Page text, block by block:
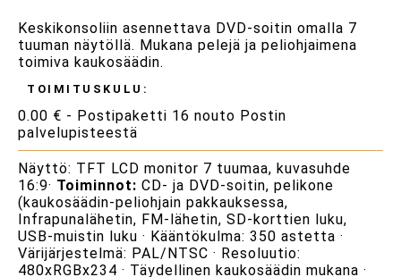
Keskikonsoliin asennettava DVD-soitin omalla 7
tuuman näytöllä. Mukana pelejä ja peliohjaimena
toimiva kaukosäädin.
TOIMITUSKULU:
0.00 € - Postipaketti 16 nouto Postin
palvelupisteestä
Näyttö: TFT LCD monitor 7 tuumaa, kuvasuhde
16:9· Toiminnot: CD- ja DVD-soitin, pelikone
(kaukosäädin-peliohjain pakkauksessa,
Infrapunalähetin, FM-lähetin, SD-korttien luku,
USB-muistin luku · Kääntökulma: 350 astetta ·
Värijärjestelmä: PAL/NTSC · Resoluutio:
480xRGBx234 · Täydellinen kaukosäädin mukana ·